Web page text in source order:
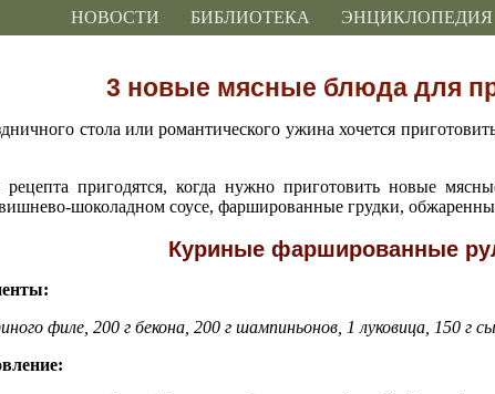
НОВОСТИ БИБЛИОТЕКА ЭНЦИКЛОПЕДИЯ
3 новые мясные блюда для
стола или романтического ужина хочется
пригодятся, когда нужно приготовить новые
шоколадном соусе, фаршированные грудки,
Куриные фаршированные
филе, 200 г бекона, 200 г шампиньонов, 1 луковица, 150 г